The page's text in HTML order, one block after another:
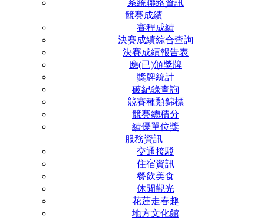
系統聯絡資訊
競賽成績
賽程成績
決賽成績綜合查詢
決賽成績報告表
應(已)頒獎牌
獎牌統計
破紀錄查詢
競賽種類錦標
競賽總積分
績優單位獎
服務資訊
交通接駁
住宿資訊
餐飲美食
休閒觀光
花蓮走春趣
地方文化館